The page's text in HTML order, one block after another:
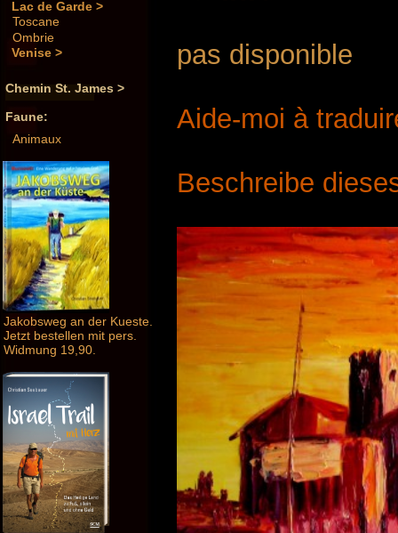
Lac de Garde >
Toscane
Ombrie
Venise >
Chemin St. James >
Faune:
Animaux
Jakobsweg an der Kueste.
Jetzt bestellen mit pers.
Widmung 19,90.
pas disponible
Aide-moi à
Beschreibe